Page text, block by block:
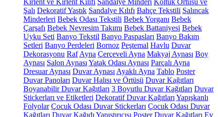
Kırlent ve Kırlent Kılıfı Sandalye Minderi Koltuk Örtüsü ve
Şalı Dekoratif Yastık Sandalye Kılıfı Bahçe Tekstili Salıncak
Minderleri Bebek Odası Tekstili Bebek Yorganı Bebek
Çarşafı Bebek Nevresim Takımı Bebek Battaniyesi Bebek
Uyku Seti Banyo Tekstil Banyo Paspasları Banyo Bakım
Setleri Banyo Perdeleri Bornoz Peştemal Havlu Duvar
Dekorasyonu Raf Ayna Çerçeveli Ayna Makyaj Aynası Boy
Aynası Salon Aynası Yatak Odası Aynası Parçalı Ayna
Dresuar Aynası Duvar Aynası Ayaklı Ayna Tablo Poster
Duvar Panoları Duvar Halısı ve Örtüsü Duvar Kağıtları
Boyanabilir Duvar Kağıtları 3 Boyutlu Duvar Kağıtları Duvar
Stickerları ve Etiketleri Dekoratif Duvar Kağıtları Yapışkanlı
Folyolar Çocuk Odası Duvar Stickerları Çocuk Odası Duvar
Kağıtları Duvar Kağıdı Yapıştırıcısı Poster Duvar Kağıtları Ev